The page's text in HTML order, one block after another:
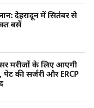
देहरादून में सितंबर से
बसें
मरीजों के लिए आएगी
पेट की सर्जरी और ERCP